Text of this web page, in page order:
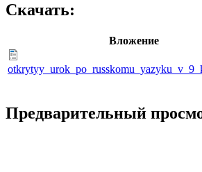
Скачать:
Вложение
Предварительный